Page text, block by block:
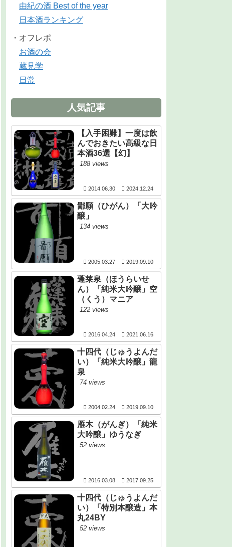
由紀の酒 Best of the year
日本酒ランキング
・オフレポ
お酒の会
蔵見学
日常
人気記事
【入手困難】一度は飲
んでおきたい高級な日
本酒36選【幻】
188 views
2014.06.30 2024.12.24
鄙願（ひがん）「大吟
醸」
134 views
2005.03.27 2019.09.10
蓬莱泉（ほうらいせ
ん）「純米大吟醸」空
（くう）マニア
122 views
2016.04.24 2021.06.16
十四代（じゅうよんだ
い）「純米大吟醸」龍
泉
74 views
2004.02.24 2019.09.10
雁木（がんぎ）「純米
大吟醸」ゆうなぎ
52 views
2016.03.08 2017.09.25
十四代（じゅうよんだ
い）「特別本醸造」本
丸24BY
52 views